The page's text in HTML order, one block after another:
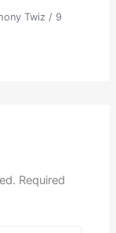
Twiz/ 9
Required